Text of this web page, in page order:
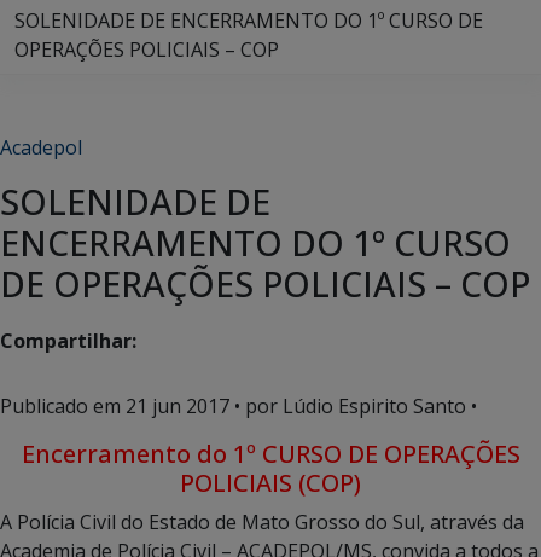
SOLENIDADE DE ENCERRAMENTO DO 1º CURSO DE
OPERAÇÕES POLICIAIS – COP
Acadepol
SOLENIDADE DE
ENCERRAMENTO DO 1º CURSO
DE OPERAÇÕES POLICIAIS – COP
Compartilhar:
Publicado em 21 jun 2017 • por Lúdio Espirito Santo •
Encerramento do 1º CURSO DE OPERAÇÕES
POLICIAIS (COP)
A Polícia Civil do Estado de Mato Grosso do Sul, através da
Academia de Polícia Civil – ACADEPOL/MS, convida a todos a